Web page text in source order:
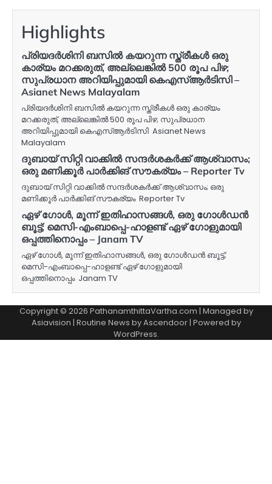
Highlights
പ്രിയദർശിനി ബസിൽ കയറുന്ന സ്ത്രീകൾ ഒരു
കാര്യം മറക്കരുത്, അല്ലെങ്കിൽ 500 രൂപ പിഴ;
സുപ്രധാന അറിയിപ്പുമായി കെഎസ്ആർടിസി –
Asianet News Malayalam
പ്രിയദർശിനി ബസിൽ കയറുന്ന സ്ത്രീകൾ ഒരു കാര്യം
മറക്കരുത്, അല്ലെങ്കിൽ 500 രൂപ പിഴ; സുപ്രധാന
അറിയിപ്പുമായി കെഎസ്ആർടിസി Asianet News
Malayalam
ദുബായ് സിറ്റി വാക്കില്‍ സന്ദര്‍ശകര്‍ക്ക് ആശ്വാസം;
ഒരു മണിക്കൂര്‍ പാര്‍ക്കിങ് സൗകര്യം – Reporter Tv
ദുബായ് സിറ്റി വാക്കില്‍ സന്ദര്‍ശകര്‍ക്ക് ആശ്വാസം; ഒരു
മണിക്കൂര്‍ പാര്‍ക്കിങ് സൗകര്യം Reporter Tv
ഏഴ് ഗോള്‍, മൂന്ന് ഇതിഹാസങ്ങള്‍, ഒരു ഗോള്‍ഡന്‍
ബൂട്ട്; മെസി-എംബാപ്പെ-ഹാളണ്ട് ഏഴ് ഗോളുമായി
ഒപ്പത്തിനൊപ്പം – Janam TV
ഏഴ് ഗോള്‍, മൂന്ന് ഇതിഹാസങ്ങള്‍, ഒരു ഗോള്‍ഡന്‍ ബൂട്ട്;
മെസി-എംബാപ്പെ-ഹാളണ്ട് ഏഴ് ഗോളുമായി
ഒപ്പത്തിനൊപ്പം Janam TV
Copyright © 2026 PathanamthittaVartha.com | Managed by
Asiavision | Routine News byAscendoor| Powered by
WordPress.